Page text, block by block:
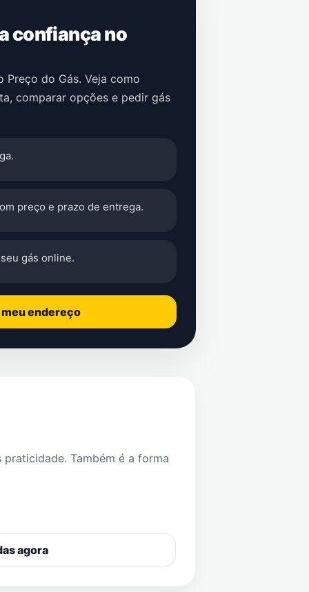
confiança no
do Gás. Veja como
, comparar opções e pedir gás
preço e prazo de entrega.
gás online.
endereço
Também é a forma
agora